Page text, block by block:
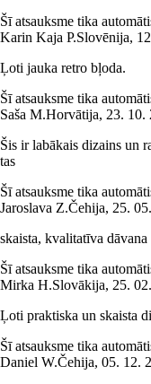
Šī atsauksme tika
Karin Kaja P.Slovēnija,
Ļoti jauka retro bļoda.
Šī atsauksme tika
Saša M.Horvātija, 23. 10.
Šis ir labākais dizains un
tas
Šī atsauksme tika
Jaroslava Z.Čehija, 25.
skaista, kvalitatīva dāvana
Šī atsauksme tika
Mirka H.Slovākija, 25.
Ļoti praktiska un skaista
Šī atsauksme tika
Daniel W.Čehija, 05. 12.